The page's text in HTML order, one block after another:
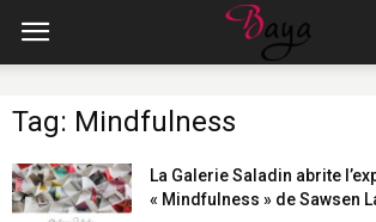
Tag: Mindfulness
La Galerie Saladin abrite
« Mindfulness » de Sawsen